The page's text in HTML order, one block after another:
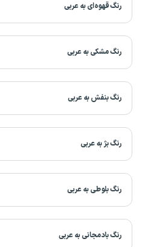
رنگ قهوه‌ای به عربی
رنگ مشکی به عربی
رنگ بنفش به عربی
رنگ بژ به عربی
رنگ بلوطی به عربی
رنگ بادمجانی به عربی